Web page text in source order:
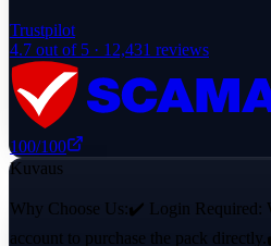
Trustpilot
4.7 out of 5 · 12,431 reviews
100/100
Kuvaus
Why Choose Us:✔️ Login Required:
account to purchase the pack